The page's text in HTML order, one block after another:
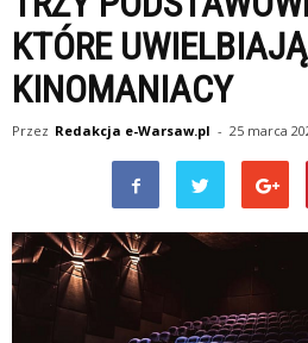
KTÓRE UWIELBIAJĄ
KINOMANIACY
Przez Redakcja e-Warsaw.pl - 25 marca